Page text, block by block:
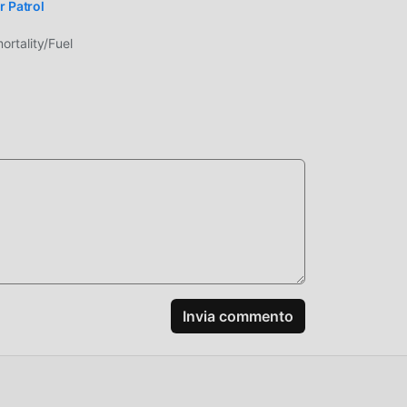
Patrol
Fuel
Invia commento